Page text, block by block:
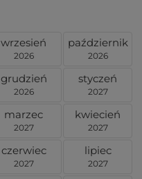
wrzesień
2026
październik
2026
grudzień
2026
styczeń
2027
marzec
2027
kwiecień
2027
czerwiec
2027
lipiec
2027